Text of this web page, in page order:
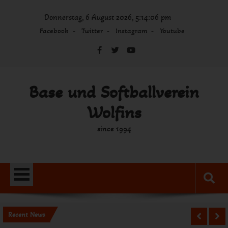
Donnerstag, 6 August 2026, 5:14:06 pm
Facebook Twitter Instagram Youtube
Base und Softballverein
Wolfins
since 1994
Recent News